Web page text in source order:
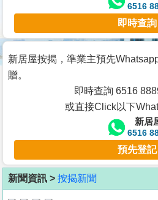
宅
谷
按
客
地
6516
即時查詢
新居屋按揭，準業主預先
贈。
即時查詢 6516
或直接Click以下
新居
6516
預先登記
新聞資訊 > 按揭新聞